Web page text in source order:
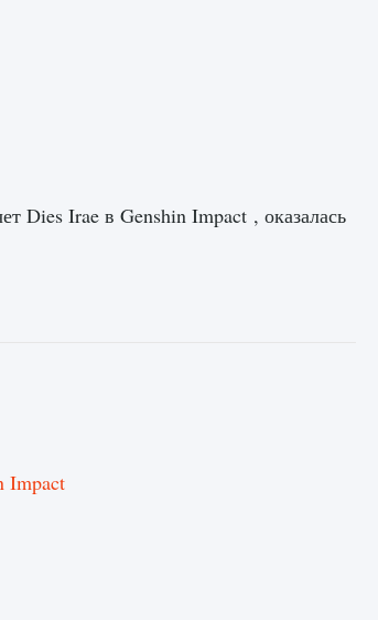
Dies Irae в Genshin Impact , оказалась
Impact